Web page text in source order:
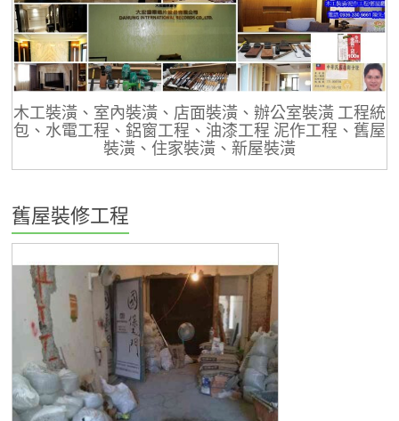
木工裝潢、室內裝潢、店面裝潢、辦公室裝潢 工程統
包、水電工程、鋁窗工程、油漆工程 泥作工程、舊屋
裝潢、住家裝潢、新屋裝潢
舊屋裝修工程